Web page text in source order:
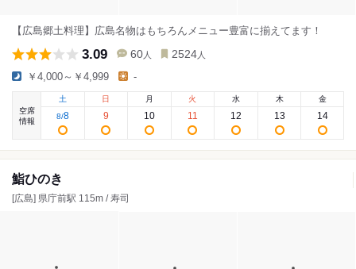
【広島郷土料理】広島名物はもちろんメニュー豊富に揃えてます！
3.09 60 人 2524 人
￥4,000～￥4,999 -
空席
情報
土
8/8
日
9
月
10
火
11
水
12
木
13
金
14
鮨ひのき
[広島] 県庁前駅 115m / 寿司